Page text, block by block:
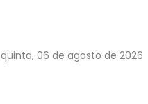
quinta, 06 de agosto de 2026